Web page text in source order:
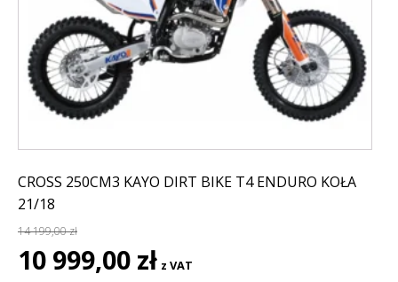
CROSS 250CM3 KAYO DIRT BIKE T4 ENDURO KOŁA
21/18
14 199,00zł
Pierwotna
cena
10 999,00 zł cena
z VAT